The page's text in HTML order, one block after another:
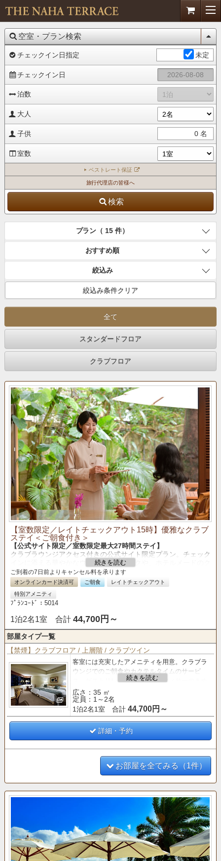
空室・プラン検索
チェックイン日指定 未定
チェックイン日
泊数
大人
子供 0 名
室数
ベストレート保証
旅行代理店の皆様へ
検索
プラン（ 15 件）
おすすめ順
絞込み
絞込み条件クリア
全て
スタンダードフロア
クラブフロア
【室数限定／レイトチェックアウト15時】優雅なクラブ
ステイ＜ご朝食付き＞
【公式サイト限定／室数限定最大27時間ステイ】
クラブラウンジアクセス付きの公式サイト限定プラン。チェック
インに添える華やかなウェルカムドリンクや、ホテルメードのク
ッキーなど、ご滞在に彩りを加えるもてなしをご用意しました。
チェックアウトを15時まで延長した本プランで、ワンランク上
の休日をゆっくりとご堪能ください。
ご到着の7日前よりキャンセル料を承ります
オンラインカード決済可 ご朝食
レイトチェックアウト
特別アメニティ
ﾌﾟﾗﾝｺｰﾄﾞ：5014
1泊2名1室 合計 44,700円～
部屋タイプ一覧
【禁煙】クラブフロア / 上層階 / クラブツイン
客室には充実したアメニティを用意。クラブラ
ウンジでのご朝食やカクテルタイムのサービ
ス。ゲストリレーションズ・オフィサーのきめ
細やかなサービスがご滞在をより快適なものに
いたします。
■専用ラウンジのご案内（営業時間 8：00～19：
00）■
○朝食（コンチネンタルブレックファスト）8：0
○ティータイム（コーヒー、紅茶、ケーキなど）
14：00～16：00
○アペリティフタイム（アルコール、カナッペな
ど）17：00～19：00
○ナイトキャップ（リビングルーム「マロード」
にて提供）20：00～21：00
○会議室のご利用（要予約）
○男性用サウナのご利用（12：00～20：00）
○シューシャインサービス（24時間）
○ターンダウンサービス（お休みのご準備）
広さ：35 ㎡
定員：1～2名
1泊2名1室 合計 44,700円～
詳細・予約
お部屋を全てみる（1件）